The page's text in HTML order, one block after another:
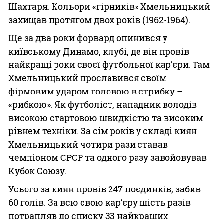
Шахтаря. Кольори «гірників» Хмельницький
захищав протягом двох років (1962-1964).
Ще за два роки форвард опинився у
київському Динамо, клубі, де він провів
найкращі роки своєї футбольної кар’єри. Там
Хмельницький прославився своїм
фірмовим ударом головою в стрибку –
«рибкою». Як футболіст, нападник володів
високою стартовою швидкістю та високим
рівнем техніки. За сім років у складі киян
Хмельницький чотири рази ставав
чемпіоном СРСР та одного разу завойовував
Кубок Союзу.
Усього за киян провів 247 поєдинків, забив
60 голів. За всю свою кар’єру шість разів
потрапляв до списку 33 найкращих